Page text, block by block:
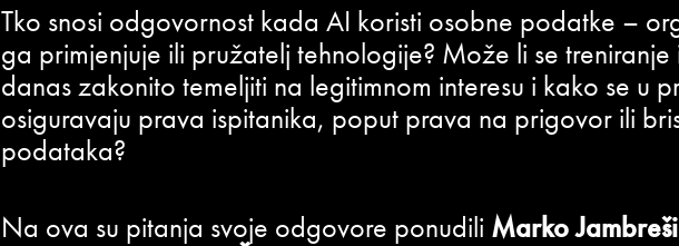
Tko snosi odgovornost kada AI koristi osobne podatke –
ga primjenjuje ili pružatelj tehnologije? Može li se treniranje
danas zakonito temeljiti na legitimnom interesu i kako se u
osiguravaju prava ispitanika, poput prava na prigovor ili
podataka?
Na ova su pitanja svoje odgovore ponudili Marko